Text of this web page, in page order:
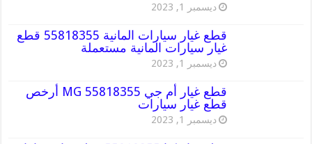
ديسمبر 1, 2023
قطع غيار سيارات المانية 55818355 قطع
غيار سيارات المانية مستعملة
ديسمبر 1, 2023
قطع غيار أم جي MG 55818355 أرخص
قطع غيار سيارات
ديسمبر 1, 2023